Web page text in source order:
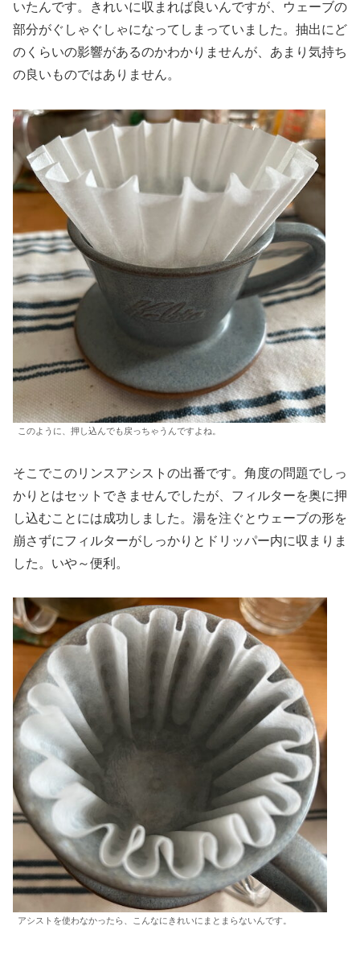
いたんです。きれいに収まれば良いんですが、ウェーブの
部分がぐしゃぐしゃになってしまっていました。抽出にど
のくらいの影響があるのかわかりませんが、あまり気持ち
の良いものではありません。
このように、押し込んでも戻っちゃうんですよね。
そこでこのリンスアシストの出番です。角度の問題でしっ
かりとはセットできませんでしたが、フィルターを奥に押
し込むことには成功しました。湯を注ぐとウェーブの形を
崩さずにフィルターがしっかりとドリッパー内に収まりま
した。いや～便利。
アシストを使わなかったら、こんなにきれいにまとまらないんです。